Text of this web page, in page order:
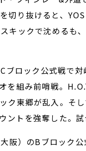
切り抜けると、
キックで沈めるも
ロック公式戦で
を組み前哨戦。
ク東郷が乱入。そ
ントを強奪した。
阪）のBブロック